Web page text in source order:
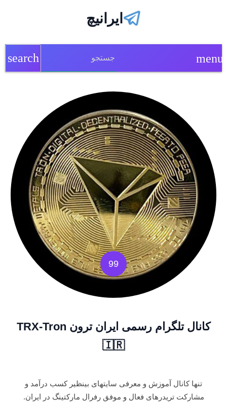
ایرانیچ
menu
search
99
کانال تلگرام رسمی ایران ترون TRX-Tron
🇮🇷
تنها کانال آموزش و معرفی سایتهای بینظیر کسب درآمد و
مشارکت تریدرهای فعال و موفق رفرال مارکتینگ در ایران.